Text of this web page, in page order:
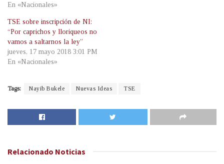
En «Nacionales»
TSE sobre inscripción de NI:
“Por caprichos y lloriqueos no
vamos a saltarnos la ley”
jueves, 17 mayo 2018 3:01 PM
En «Nacionales»
Tags: Nayib Bukele Nuevas Ideas TSE
Relacionado Noticias